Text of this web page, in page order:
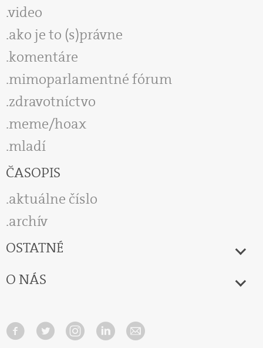
video
ako je to (s)právne
komentáre
mimoparlamentné fórum
zdravotníctvo
meme/hoax
mladí
ČASOPIS
aktuálne číslo
archív
OSTATNÉ
O NÁS